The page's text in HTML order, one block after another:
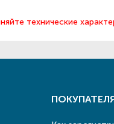
технические